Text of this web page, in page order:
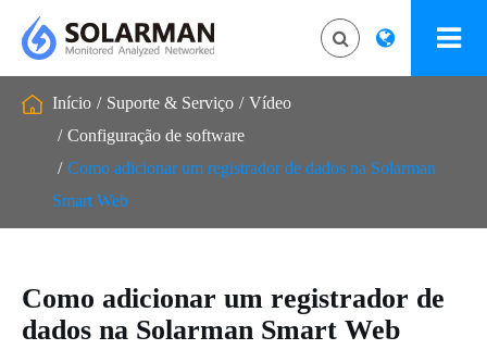
Início Suporte & Serviço
Vídeo
Configuração de software
Como adicionar um registrador de dados na Solarman
Smart Web
Como adicionar um registrador de
dados na Solarman Smart Web